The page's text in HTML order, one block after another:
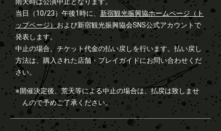
雨天時は公演中止となります。
当日（10/23）午後1時に、新宿観光振興協ホームページ（ト
ップページ）および新宿観光振興協会SNS公式アカウントで
発表します。
中止の場合、チケット代金の払い戻しを行います。払い戻し
方法は、購入された店舗・プレイガイドにお問い合わせくだ
さい。
※開催決定後、荒天等による中止の場合は、払戻は致しませ
んので予めご了承ください。